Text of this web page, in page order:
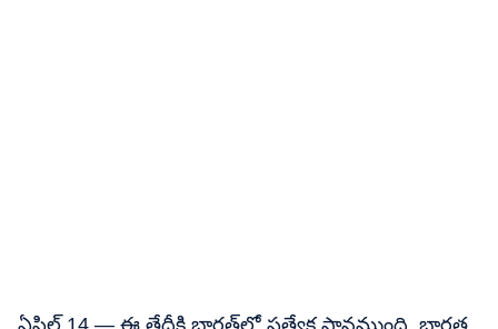
ఏప్రిల్ 14 — ఈ తేదీకి భారత్‌లో ప్రత్యేక స్థానముంది. భారత